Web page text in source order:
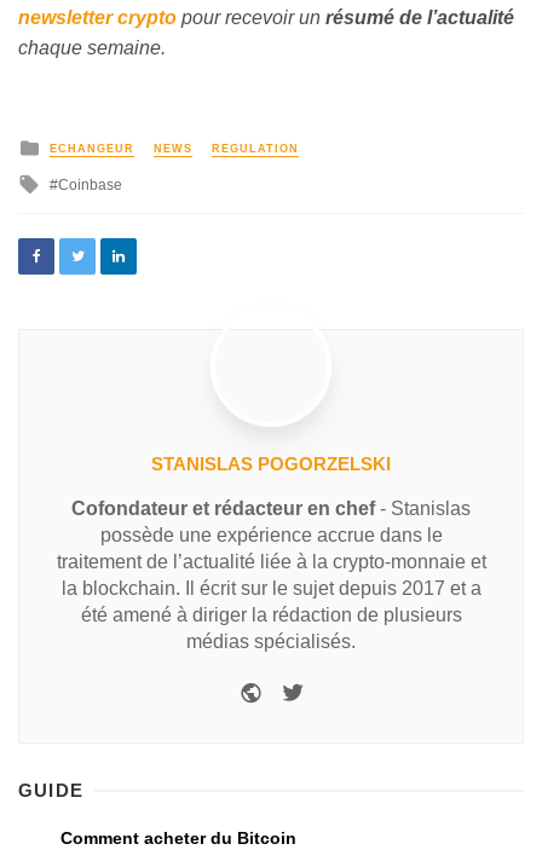
newsletter crypto pour recevoir un résumé de l’actualité
chaque semaine.
ECHANGEUR NEWS REGULATION
Coinbase
STANISLAS POGORZELSKI
Cofondateur et rédacteur en chef- Stanislas
possède une expérience accrue dans le
traitement de l’actualité liée à la crypto-monnaie et
la blockchain. Il écrit sur le sujet depuis 2017 et a
été amené à diriger la rédaction de plusieurs
médias spécialisés.
GUIDE
Comment acheter du Bitcoin